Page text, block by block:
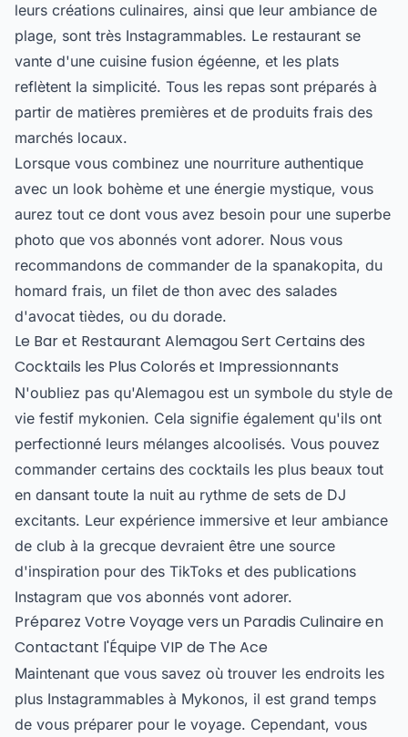
leurs créations culinaires, ainsi que leur ambiance de
plage, sont très Instagrammables. Le restaurant se
vante d'une cuisine fusion égéenne, et les plats
reflètent la simplicité. Tous les repas sont préparés à
partir de matières premières et de produits frais des
marchés locaux.
Lorsque vous combinez une nourriture authentique
avec un look bohème et une énergie mystique, vous
aurez tout ce dont vous avez besoin pour une superbe
photo que vos abonnés vont adorer. Nous vous
recommandons de commander de la spanakopita, du
homard frais, un filet de thon avec des salades
d'avocat tièdes, ou du dorade.
Le Bar et Restaurant Alemagou Sert Certains des
Cocktails les Plus Colorés et Impressionnants
N'oubliez pas qu'Alemagou est un symbole du style de
vie festif mykonien. Cela signifie également qu'ils ont
perfectionné leurs mélanges alcoolisés. Vous pouvez
commander certains des cocktails les plus beaux tout
en dansant toute la nuit au rythme de sets de DJ
excitants. Leur expérience immersive et leur ambiance
de club à la grecque devraient être une source
d'inspiration pour des TikToks et des publications
Instagram que vos abonnés vont adorer.
Préparez Votre Voyage vers un Paradis Culinaire en
Contactant l'Équipe VIP de The Ace
Maintenant que vous savez où trouver les endroits les
plus Instagrammables à Mykonos, il est grand temps
de vous préparer pour le voyage. Cependant, vous